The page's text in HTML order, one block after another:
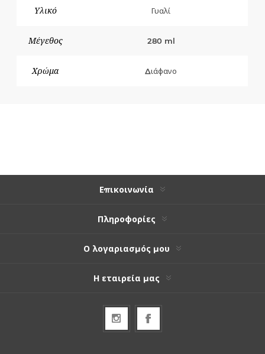
Υλικό Γυαλί
Μέγεθος 280 ml
Χρώμα Διάφανο
Επικοινωνία
Πληροφορίες
Ο λογαριασμός μου
Η εταιρεία μας